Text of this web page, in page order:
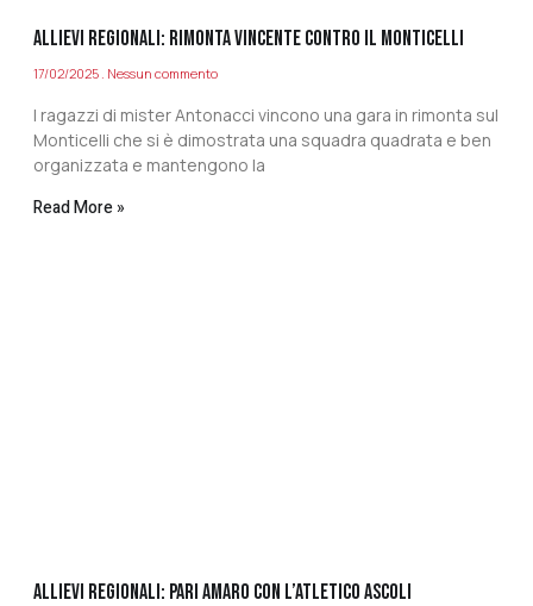
ALLIEVI REGIONALI: RIMONTA VINCENTE CONTRO IL MONTICELLI
17/02/2025 Nessun commento
I ragazzi di mister Antonacci vincono una gara in rimonta sul
Monticelli che si è dimostrata una squadra quadrata e ben
organizzata e mantengono la
Read More »
ALLIEVI REGIONALI: PARI AMARO CON L’ATLETICO ASCOLI